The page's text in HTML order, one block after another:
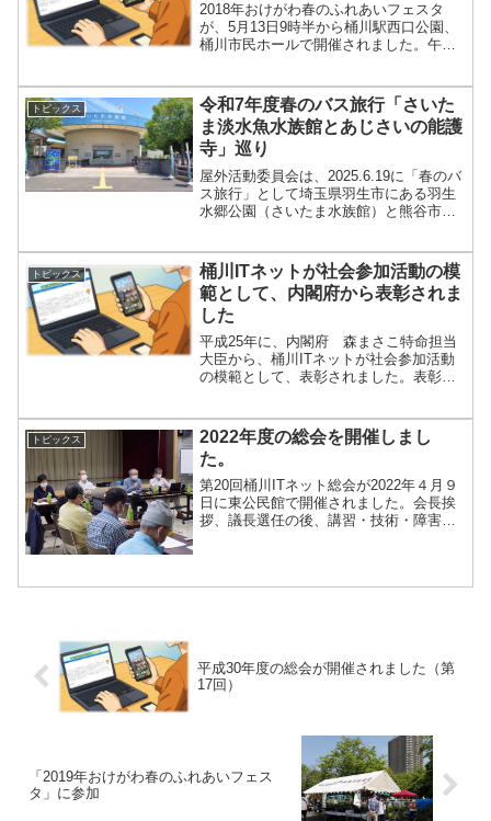
2018年おけがわ春のふれあいフェスタ
が、5月13日9時半から桶川駅西口公園、
桶川市民ホールで開催されました。午後
の展示やイベントで大変盛り上がりまし
た。フェスタは今年...
トピックス
令和7年度春のバス旅行「さいた
ま淡水魚水族館とあじさいの能護
寺」巡り
屋外活動委員会は、2025.6.19に「春のバ
ス旅行」として埼玉県羽生市にある羽生
水郷公園（さいたま水族館）と熊谷市に
た。さいたま水族館は淡水魚水族館とし
て有名で、「県の...
トピックス
桶川ITネットが社会参加活動の模
範として、内閣府から表彰されま
した
平成25年に、内閣府 森まさこ特命担当
大臣から、桶川ITネットが社会参加活動
の模範として、表彰されました。表彰状
会にかかわりを持ち積極的な社会参加活
動を通じ生き生きと充...
トピックス
2022年度の総会を開催しまし
た。
第20回桶川ITネット総会が2022年４月９
日に東公民館で開催されました。会長挨
拶、議長選任の後、講習・技術・障害支
い、無事終了...
平成30年度の総会が開催されました（第
17回）
「2019年おけがわ春のふれあいフェス
タ」に参加